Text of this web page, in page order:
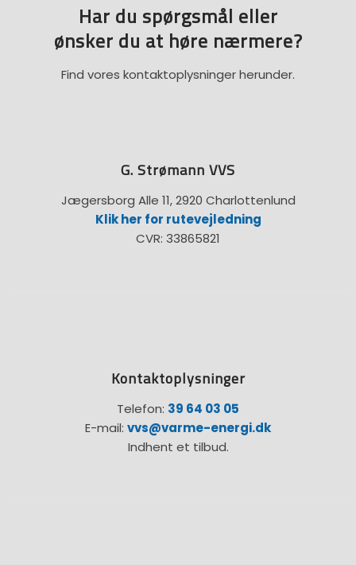
Har du spørgsmål eller
​ønsker du at høre nærmere?
Find vores kontaktoplysninger herunder.
G. Strømann VVS
Jægersborg Alle 11, 2920 Charlottenlund
Klik her for rutevejledning
CVR: 33865821
Kontaktoplysninger
Telefon: 39 64 03 05
E-mail: vvs@varme-energi.dk
Indhent et tilbud.